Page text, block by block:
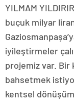
YILMAM
buçuk milyar
iyileştirmeler
projemiz var. Bir
bahsetmek
kentsel